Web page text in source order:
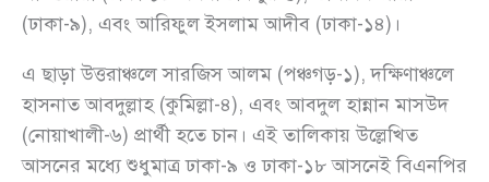
(ঢাকা-৯), এবং আরিফুল ইসলাম আদীব (ঢাকা-১৪)।
এ ছাড়া উত্তরাঞ্চলে সারজিস আলম (পঞ্চগড়-১), দক্ষিণাঞ্চলে
হাসনাত আবদুল্লাহ (কুমিল্লা-৪), এবং আবদুল হান্নান মাসউদ
(নোয়াখালী-৬) প্রার্থী হতে চান। এই তালিকায় উল্লেখিত
আসনের মধ্যে শুধুমাত্র ঢাকা-৯ ও ঢাকা-১৮ আসনেই বিএনপির